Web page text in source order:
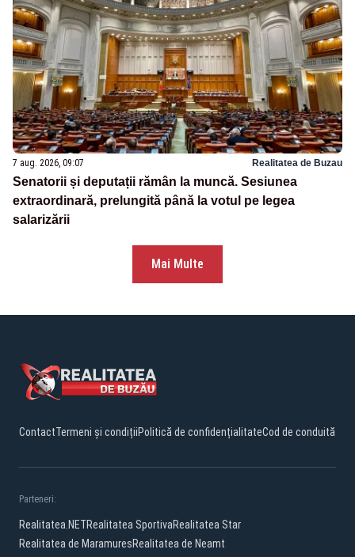
7 aug. 2026, 09:07 Realitatea de Buzau
Senatorii și deputații rămân la muncă. Sesiunea
extraordinară, prelungită până la votul pe legea
salarizării
Mai Multe
ContactTermeni și condițiiPolitică de confidențialitateCod de conduită
Parteneri:
Realitatea.NETRealitatea SportivaRealitatea Star
Realitatea de MaramuresRealitatea de Neamt